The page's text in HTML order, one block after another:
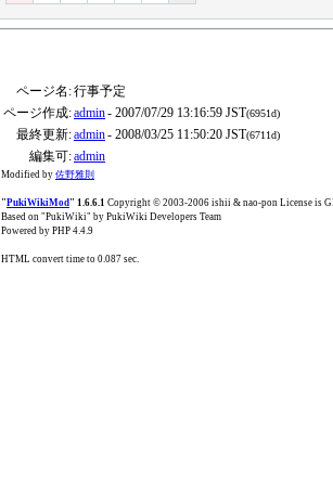
ページ名:行事予定
ページ作成:admin- 2007/07/29 13:16:59 JST(6951d)
最終更新:admin- 2008/03/25 11:50:20 JST(6711d)
編集可:admin
Modified by 佐野雅則
"PukiWikiMod" 1.6.6.1 Copyright © 2003-2006 ishii & nao-pon License is
Based on "PukiWiki" by PukiWiki Developers Team
Powered by PHP 4.4.9
HTML convert time to 0.087 sec.